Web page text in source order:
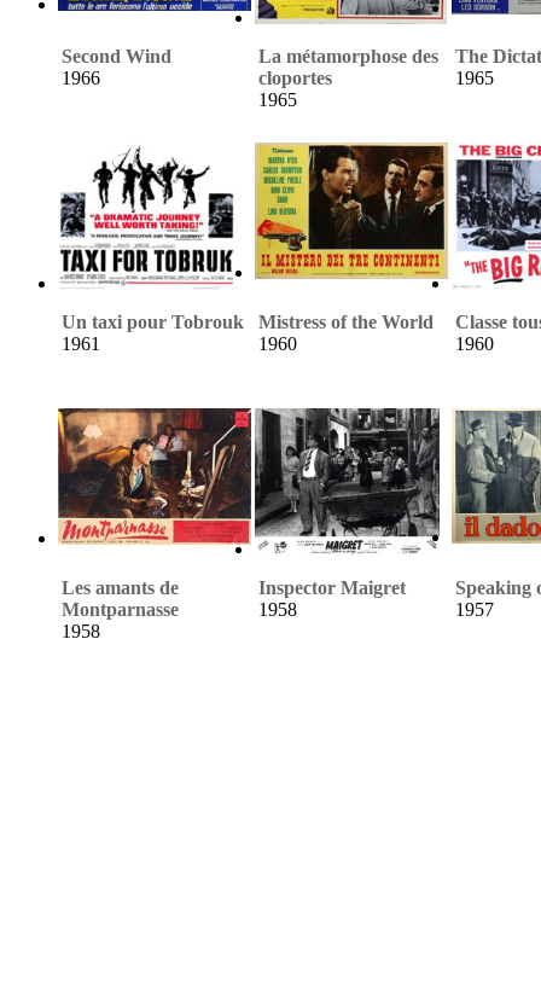
Second Wind
1966
La métamorphose des
cloportes
1965
The
1965
Un taxi pour Tobrouk
1961
Mistress of the World
1960
Classe
1960
Les amants de
Montparnasse
1958
Inspector Maigret
1958
Speaking
1957